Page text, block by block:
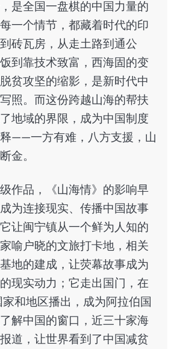
是全国一盘棋的中国力量的
一个情节，都藏着时代的印
砖瓦房，从走土路到通公
到靠技术致富，西海固的变
贫攻坚的缩影，是新时代中
照。而这份跨越山海的帮扶
地域的界限，成为中国制度
——一方有难，八方支援，山
金。
作品，《山海情》的影响早
为连接现实、传播中国故事
让闽宁镇从一个鲜为人知的
喻户晓的文旅打卡地，相关
地的建成，让荧幕故事成为
现实动力；它走出国门，在
和地区播出，成为阿拉伯国
解中国的窗口，近三十家海
道，让世界看到了中国减贫